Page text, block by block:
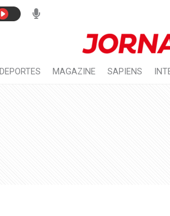
DEPORTES MAGAZINE SAPIENS